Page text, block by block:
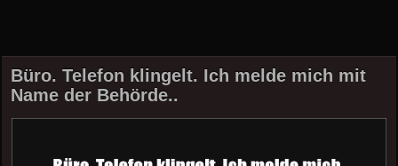
Büro. Telefon klingelt. Ich melde mich mit
Name der Behörde..